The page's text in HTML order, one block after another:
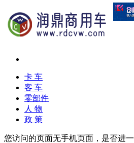
卡 车
客 车
零部件
人 物
政 策
您访问的页面无手机页面，是否进